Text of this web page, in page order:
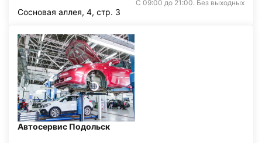
С 09:00 до 21:00. Без выходных
Сосновая аллея, 4, стр. 3
Автосервис Подольск